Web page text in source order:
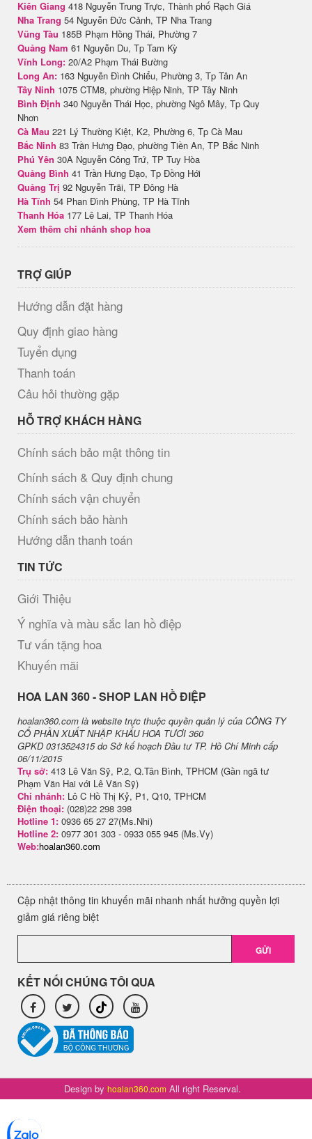
Kiên Giang 418 Nguyễn Trung Trực, Thành phố Rạch Giá
Nha Trang 54 Nguyễn Đức Cảnh, TP Nha Trang
Vũng Tàu 185B Phạm Hồng Thái, Phường 7
Quảng Nam 61 Nguyễn Du, Tp Tam Kỳ
Vĩnh Long: 20/A2 Phạm Thái Bường
Long An: 163 Nguyễn Đình Chiểu, Phường 3, Tp Tân An
Tây Ninh 1075 CTM8, phường Hiệp Ninh, TP Tây Ninh
Bình Định 340 Nguyễn Thái Học, phường Ngô Mây, Tp Quy
Nhơn
Cà Mau 221 Lý Thường Kiệt, K2, Phường 6, Tp Cà Mau
Bắc Ninh 83 Trần Hưng Đạo, phường Tiền An, TP Bắc Ninh
Phú Yên 30A Nguyễn Công Trứ, TP Tuy Hòa
Quảng Bình 41 Trần Hưng Đạo, Tp Đồng Hới
Quảng Trị 92 Nguyễn Trãi, TP Đông Hà
Hà Tĩnh 54 Phan Đình Phùng, TP Hà Tĩnh
Thanh Hóa 177 Lê Lai, TP Thanh Hóa
Xem thêm chi nhánh shop hoa
TRỢ GIÚP
Hướng dẫn đặt hàng
Quy định giao hàng
Tuyển dụng
Thanh toán
Câu hỏi thường gặp
HỖ TRỢ KHÁCH HÀNG
Chính sách bảo mật thông tin
Chính sách & Quy định chung
Chính sách vận chuyển
Chính sách bảo hành
Hướng dẫn thanh toán
TIN TỨC
Giới Thiệu
Ý nghĩa và màu sắc lan hồ điệp
Tư vấn tặng hoa
Khuyến mãi
H​OA LAN 360 - SHOP LAN HỒ ĐIỆP
hoalan360.com là website trực thuộc quyền quản lý của CÔNG TY
CỔ PHẦN XUẤT NHẬP KHẨU HOA TƯƠI 360
GPKD 0313524315 do Sở kế hoạch Đầu tư TP. Hồ Chí Minh cấp
06/11/2015
Trụ sở: 413 Lê Văn Sỹ, P.2, Q.Tân Bình, TPHCM (Gần ngã tư
Phạm Văn Hai với Lê Văn Sỹ)
Chi nhánh: Lô C Hồ Thị Kỷ, P1, Q10, TPHCM
Điện thoại: (028)22 298 398
Hotline 1: 0936 65 27 27(Ms.Nhi)
Hotline 2: 0977 301 303 - 0933 055 945 (Ms.Vy)
Web:hoalan360.com
Cập nhật thông tin khuyến mãi nhanh nhất hưởng quyền lợi
giảm giá riêng biệt
GỬI
KẾT NỐI CHÚNG TÔI QUA
Design by hoalan360.com All right Reserval.